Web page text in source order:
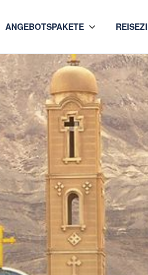
ANGEBOTSPAKETE